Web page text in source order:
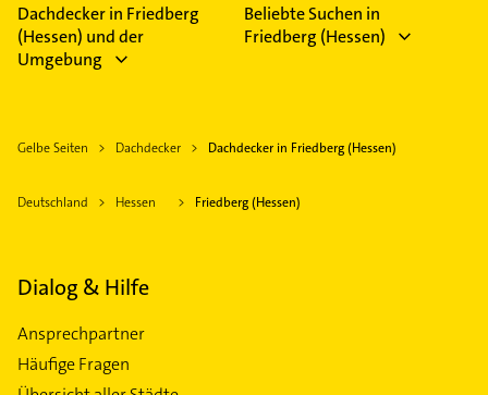
Dachdecker in Friedberg
(Hessen) und der
Umgebung
Beliebte Suchen in
Friedberg (Hessen)
Gelbe Seiten Dachdecker Dachdecker in Friedberg (Hessen)
Deutschland Hessen Friedberg (Hessen)
Dialog & Hilfe
Ansprechpartner
Häufige Fragen